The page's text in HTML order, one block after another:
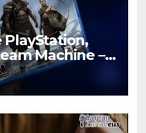
PlayStation,
Machine –
#130